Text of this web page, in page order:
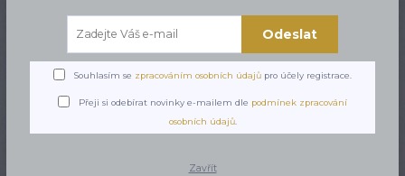
Odeslat
Souhlasím se zpracováním osobních údajů pro účely registrace.
Přeji si odebírat novinky e-mailem dle podmínek zpracování
osobních údajů.
Zavřít